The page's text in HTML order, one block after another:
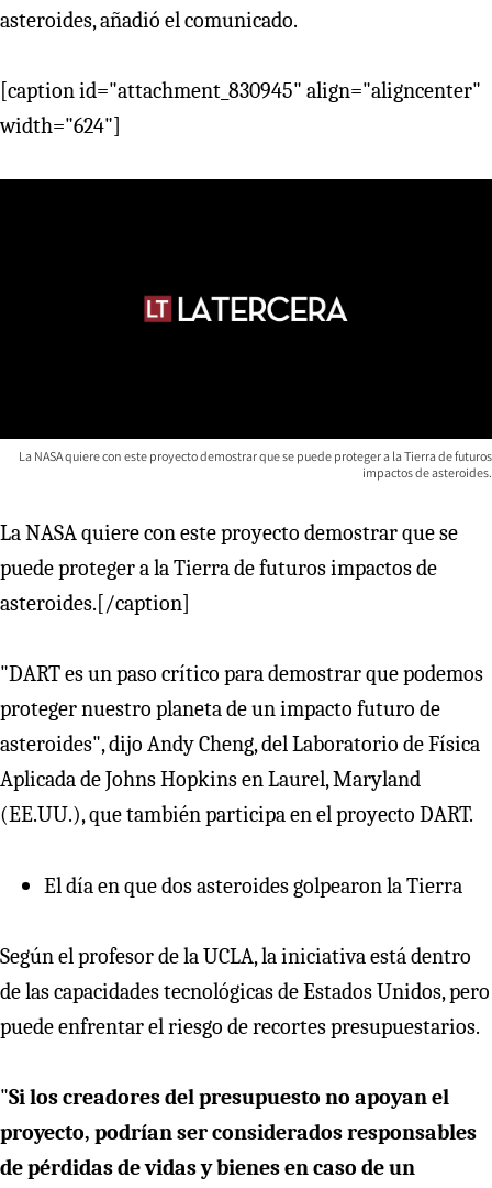
asteroides, añadió el comunicado.
[caption id="attachment_830945" align="aligncenter"
width="624"]
La NASA quiere con este proyecto demostrar que se puede proteger a la Tierra de futuros
impactos de asteroides.
La NASA quiere con este proyecto demostrar que se
puede proteger a la Tierra de futuros impactos de
asteroides.[/caption]
"DART es un paso crítico para demostrar que podemos
proteger nuestro planeta de un impacto futuro de
asteroides", dijo Andy Cheng, del Laboratorio de Física
Aplicada de Johns Hopkins en Laurel, Maryland
(EE.UU.), que también participa en el proyecto DART.
El día en que dos asteroides golpearon la Tierra
Según el profesor de la UCLA, la iniciativa está dentro
de las capacidades tecnológicas de Estados Unidos, pero
puede enfrentar el riesgo de recortes presupuestarios.
"Si los creadores del presupuesto no apoyan el
proyecto, podrían ser considerados responsables
de pérdidas de vidas y bienes en caso de un